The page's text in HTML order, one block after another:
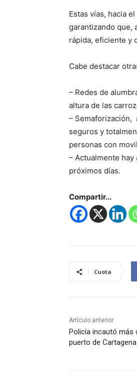
Estas vías, hacia
garantizando que,
rápida, eficiente y
Cabe destacar
– Redes de
altura de las
– Semaforización,
seguros y
personas con
– Actualmente
próximos días.
Compartir...
Cuota
Artículo anterior
Policía incautó más
puerto de Cartagena